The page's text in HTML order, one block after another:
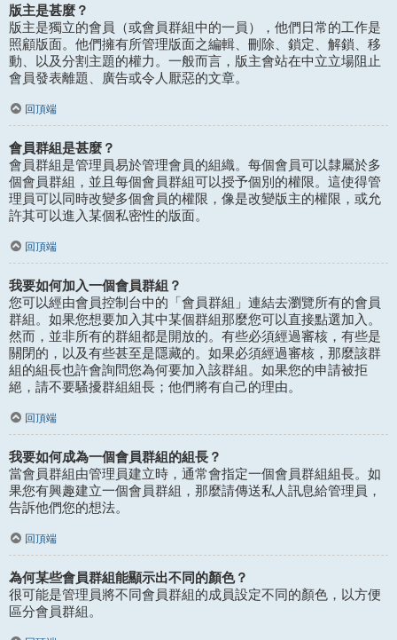
版主是甚麼？
版主是獨立的會員（或會員群組中的一員），他們日常的工作是
照顧版面。他們擁有所管理版面之編輯、刪除、鎖定、解鎖、移
動、以及分割主題的權力。一般而言，版主會站在中立立場阻止
會員發表離題、廣告或令人厭惡的文章。
回頂端
會員群組是甚麼？
會員群組是管理員易於管理會員的組織。每個會員可以隸屬於多
個會員群組，並且每個會員群組可以授予個別的權限。這使得管
理員可以同時改變多個會員的權限，像是改變版主的權限，或允
許其可以進入某個私密性的版面。
回頂端
我要如何加入一個會員群組？
您可以經由會員控制台中的「會員群組」連結去瀏覽所有的會員
群組。如果您想要加入其中某個群組那麼您可以直接點選加入。
然而，並非所有的群組都是開放的。有些必須經過審核，有些是
關閉的，以及有些甚至是隱藏的。如果必須經過審核，那麼該群
組的組長也許會詢問您為何要加入該群組。如果您的申請被拒
絕，請不要騷擾群組組長；他們將有自己的理由。
回頂端
我要如何成為一個會員群組的組長？
當會員群組由管理員建立時，通常會指定一個會員群組組長。如
果您有興趣建立一個會員群組，那麼請傳送私人訊息給管理員，
告訴他們您的想法。
回頂端
為何某些會員群組能顯示出不同的顏色？
很可能是管理員將不同會員群組的成員設定不同的顏色，以方便
區分會員群組。